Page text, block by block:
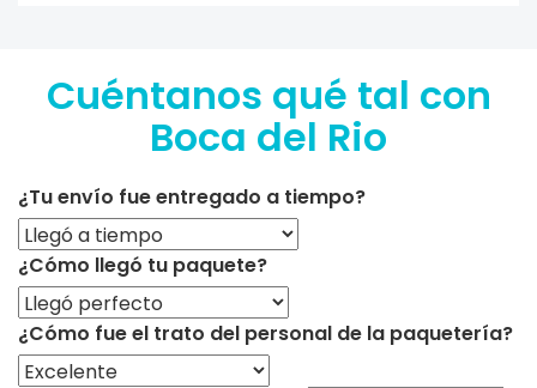
Cuéntanos qué tal con
Boca del Rio
¿Tu envío fue entregado a tiempo?
¿Cómo llegó tu paquete?
¿Cómo fue el trato del personal de la paquetería?